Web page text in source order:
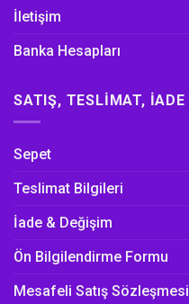
İletişim
Banka Hesapları
SATIŞ, TESLIMAT, İADE
Sepet
Teslimat Bilgileri
İade & Değişim
Ön Bilgilendirme Formu
Mesafeli Satış Sözleşmesi